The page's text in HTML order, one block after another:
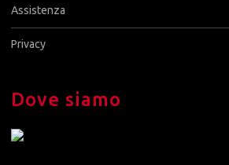
Assistenza
Privacy
Dove siamo